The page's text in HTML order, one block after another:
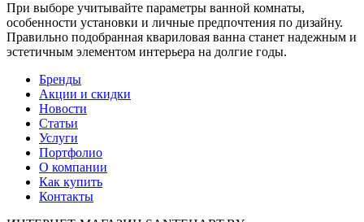
При выборе учитывайте параметры ванной комнаты,
особенности установки и личные предпочтения по дизайну.
Правильно подобранная квариловая ванна станет надежным и
эстетичным элементом интерьера на долгие годы.
Бренды
Акции и скидки
Новости
Статьи
Услуги
Портфолио
О компании
Как купить
Контакты